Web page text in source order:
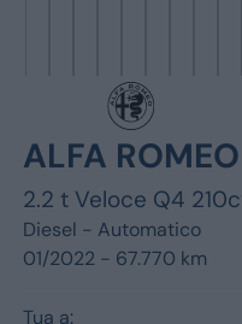
ALFA ROMEO
2.2 t Veloce Q4
Diesel - Automatico
01/2022 - 67.770 km
Tua a: